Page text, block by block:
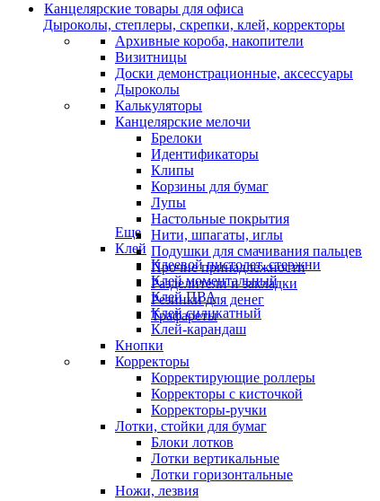
Канцелярские товары для офиса
Дыроколы, степлеры, скрепки, клей, корректоры
Архивные короба, накопители
Визитницы
Доски демонстрационные, аксессуары
Дыроколы
Калькуляторы
Канцелярские мелочи
Брелоки
Идентификаторы
Клипы
Корзины для бумаг
Лупы
Настольные покрытия
Нити, шпагаты, иглы
Подушки для смачивания пальцев
Прочие принадлежности
Разделители и закладки
Резинки для денег
Трафареты
Еще
Клей
Клеевой пистолет, стержни
Клей моментальный
Клей ПВА
Клей силикатный
Клей-карандаш
Кнопки
Корректоры
Корректирующие роллеры
Корректоры с кисточкой
Корректоры-ручки
Лотки, стойки для бумаг
Блоки лотков
Лотки вертикальные
Лотки горизонтальные
Ножи, лезвия